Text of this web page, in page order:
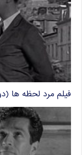
فیلم مرد لحظه ها